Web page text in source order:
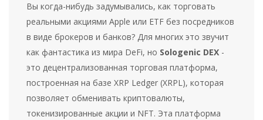
Вы когда-нибудь задумывались, как торговать
реальными акциями Apple или ETF без посредников
в виде брокеров и банков? Для многих это звучит
как фантастика из мира DeFi, но Sologenic DEX -
этодецентрализованная торговая платформа,
построенная на базе XRP Ledger (XRPL), которая
позволяет обменивать криптовалюты,
токенизированные акции и NFT. Эта платформа